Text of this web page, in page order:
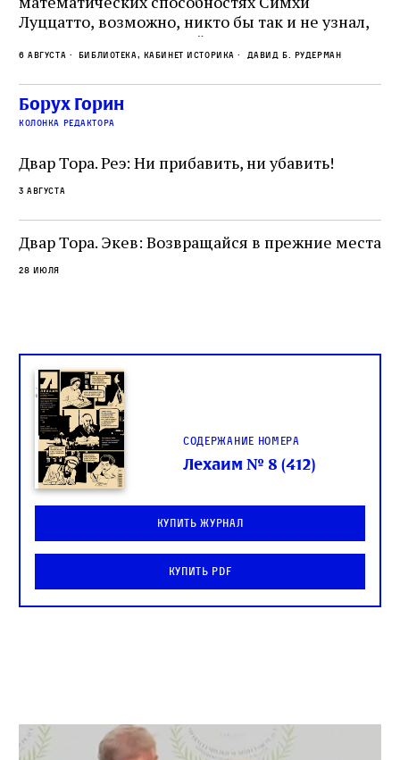
Луццатто, возможно, никто бы так и не узнал,
что этот эрудированный и несколько
сварливый венецианский талмудист имел
какое‑то отношение к научной деятельности.
На протяжении почти шестидесяти лет,
вплоть до своей кончины, Луццатто был
6 августа Библиотека, кабинет историка Давид Б. Рудерман
Борух Горин
колонка редактора
Двар Тора. Реэ: Ни прибавить, ни убавить!
3 августа
Двар Тора. Экев: Возвращайся в прежние места
28 июля
Содержание номера
Лехаим № 8 (412)
Купить журнал
Купить PDF